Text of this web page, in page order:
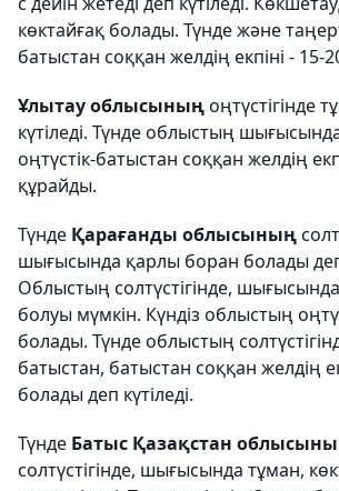
көктайғақ болады. Түнде және
батыстан соққан желдің екпіні - 15-
Ұлытау облысыныңоңтүстігінде
күтіледі. Түнде облыстың
оңтүстік-батыстан соққан желдің
құрайды.
Түнде Қарағанды облысының
шығысында қарлы боран болады деп
Облыстың солтүстігінде,
болуы мүмкін. Күндіз облыстың
болады. Түнде облыстың
батыстан, батыстан соққан желдің
болады деп күтіледі.
Түнде Батыс Қазақстан
солтүстігінде, шығысында тұман,